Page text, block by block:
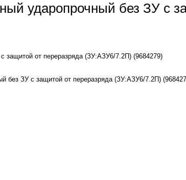
ударопрочный без ЗУ с
защитой от переразряда (ЗУ:АЗУ6/7.2П) (9684279)
без ЗУ с защитой от переразряда (ЗУ:АЗУ6/7.2П)